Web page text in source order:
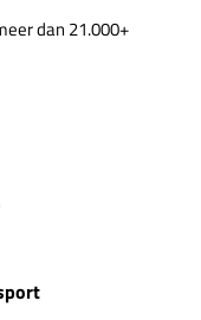
dan 21.000+